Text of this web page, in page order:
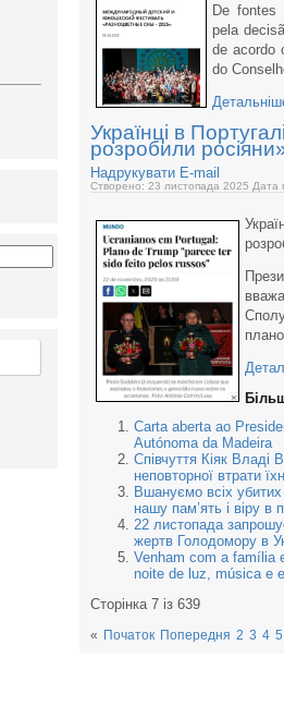
De fontes
pela
de acordo
do
Українці в
розробили
Надрукувати E-mail
Створено: 23 листопада 2025 Дата
Carta aberta ao
Autónoma da Madeira
Співчуття Кіяк Владі
неповторної втрати
Вшануємо всіх
нашу пам’ять і віру в
22 листопада
жертв Голодомору в
Venham com a família
noite de luz, música e
Сторінка 7 із 639
« Початок Попередня 2 3 4 5